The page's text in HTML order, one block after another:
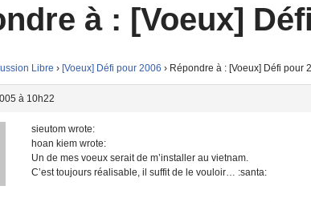
à : [Voeux]
Libre › [Voeux] Défi pour 2006 › Répondre à : [Voeux] Défi pour
à 10h22
sieutom wrote:
hoan kiem wrote:
Un de mes voeux serait de m’installer au vietnam.
C’est toujours réalisable, il suffit de le vouloir… :santa: